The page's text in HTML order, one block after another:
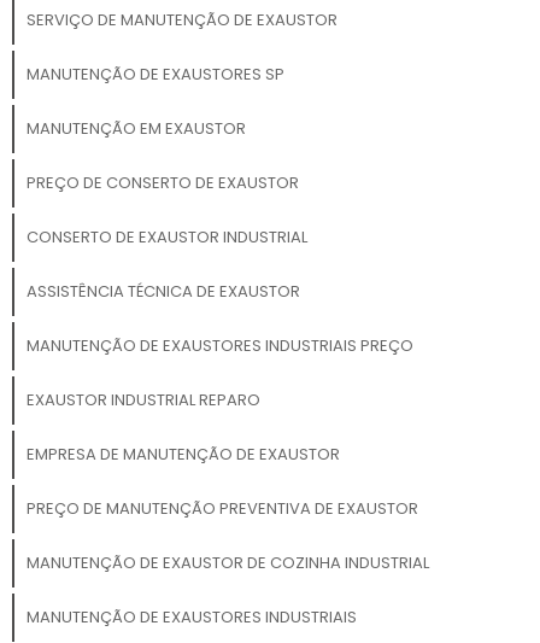
SERVIÇO DE MANUTENÇÃO DE EXAUSTOR
MANUTENÇÃO DE EXAUSTORES SP
MANUTENÇÃO EM EXAUSTOR
PREÇO DE CONSERTO DE EXAUSTOR
CONSERTO DE EXAUSTOR INDUSTRIAL
ASSISTÊNCIA TÉCNICA DE EXAUSTOR
MANUTENÇÃO DE EXAUSTORES INDUSTRIAIS PREÇO
EXAUSTOR INDUSTRIAL REPARO
EMPRESA DE MANUTENÇÃO DE EXAUSTOR
PREÇO DE MANUTENÇÃO PREVENTIVA DE EXAUSTOR
MANUTENÇÃO DE EXAUSTOR DE COZINHA INDUSTRIAL
MANUTENÇÃO DE EXAUSTORES INDUSTRIAIS